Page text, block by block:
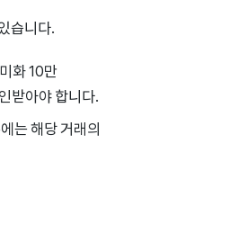
습니다.
화 10만
받아야 합니다.
는 해당 거래의